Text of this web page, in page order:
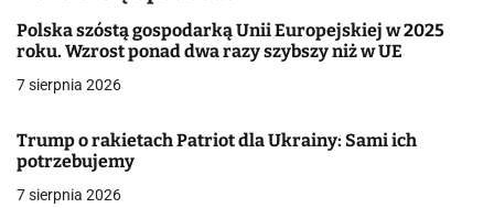
a
c
a
w
Polska szóstą gospodarką Unii Europejskiej w 2025
roku. Wzrost ponad dwa razy szybszy niż w UE
7 sierpnia 2026
Trump o rakietach Patriot dla Ukrainy: Sami ich
potrzebujemy
7 sierpnia 2026